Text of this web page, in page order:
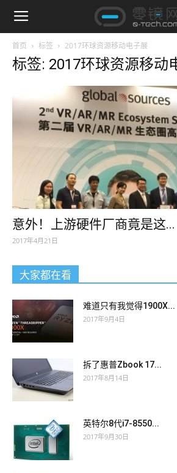
首页 标签 2017环球资源移动电子展
标签: 2017环球资源移动
意外！上游硬件厂商竟是这...
2017年4月21日
大家都在看
难道只有我觉得1900X...
2017年9月4日
拆了惠普Zbook 17...
2017年8月14日
英特尔8代i7-8550...
2017年9月30日